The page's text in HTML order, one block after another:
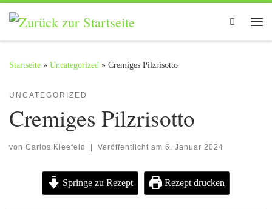
Zum Inhalt springen
Search
Startseite » Uncategorized » Cremiges Pilzrisotto
UNCATEGORIZED
Cremiges Pilzrisotto
von Carlos Kleefeld | Veröffentlicht am 6. Januar 2024
Springe zu Rezept Rezept drucken